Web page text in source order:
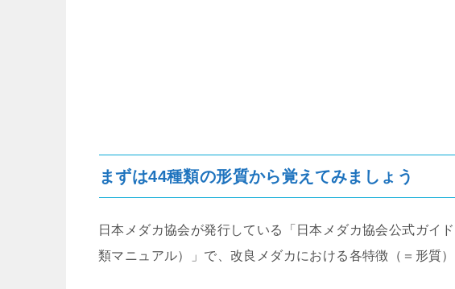
まずは44種類の形質から覚えてみましょう
日本メダカ協会が発行している「日本メダカ協会公式ガ
類マニュアル）」で、改良メダカにおける各特徴（＝形質